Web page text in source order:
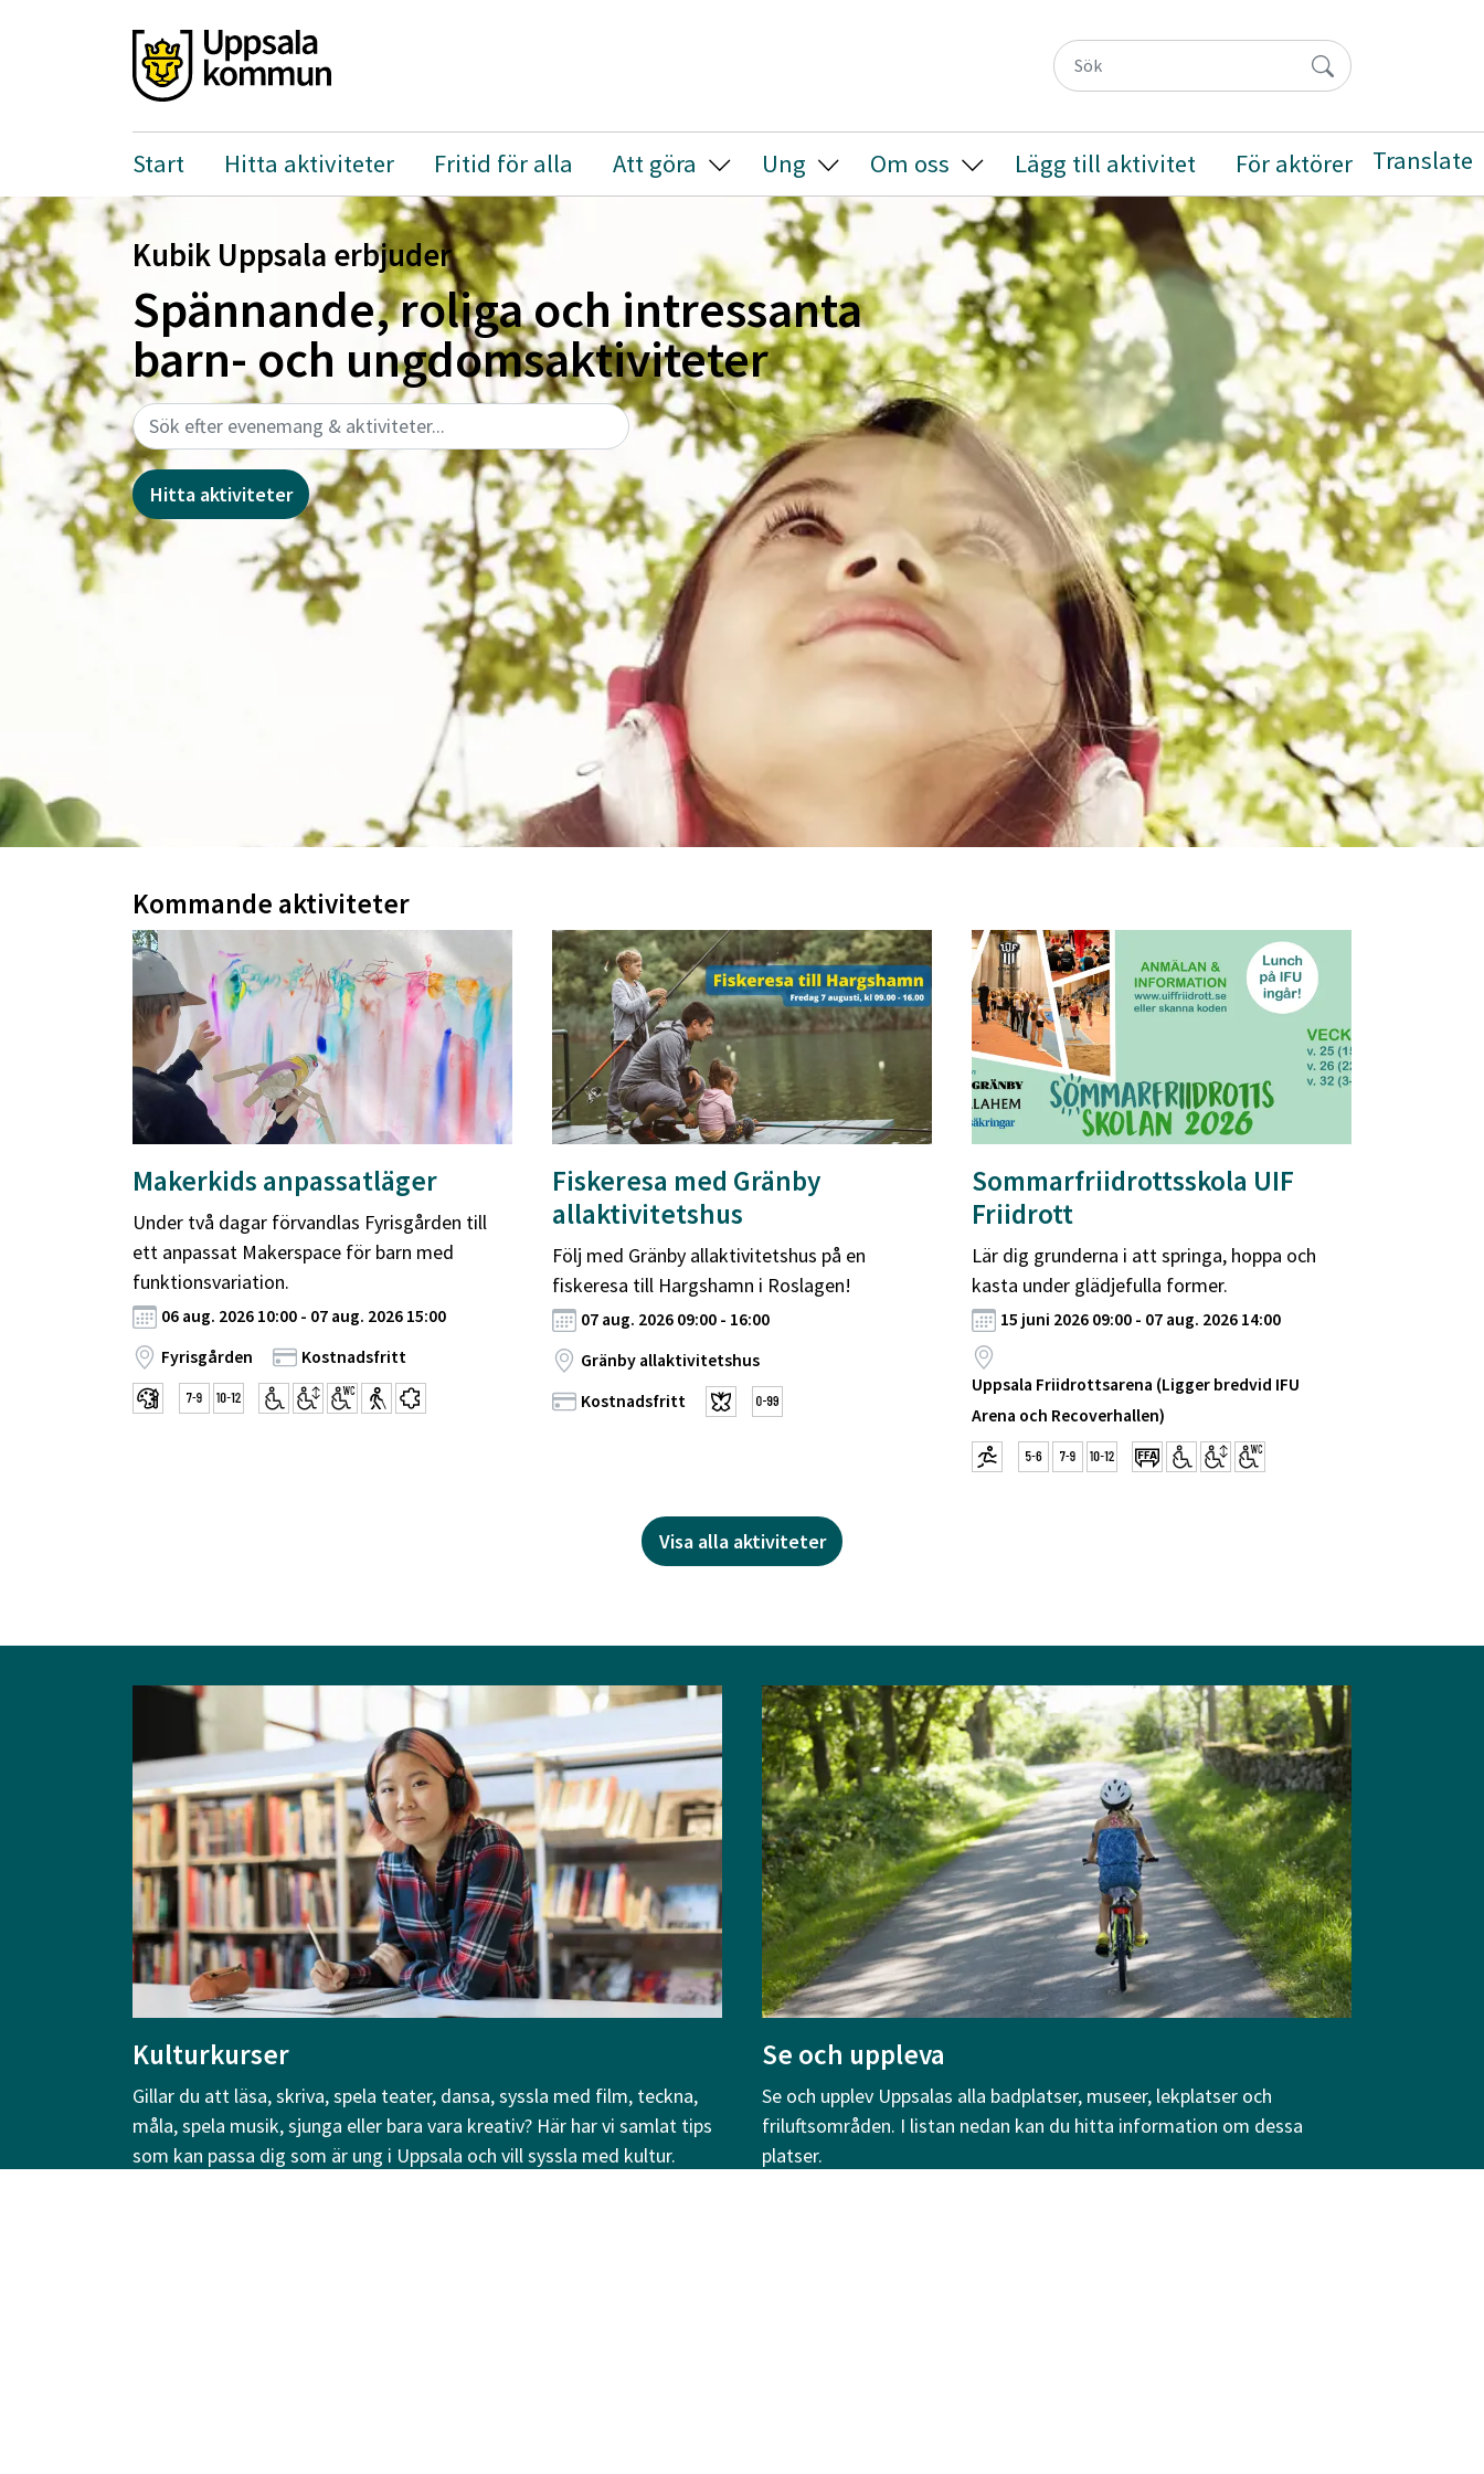
Start Hitta aktiviteter Fritid för alla Att göra Visa/Göm undermeny
Ung Visa/Göm undermeny
Om oss Visa/Göm undermeny
Lägg till aktivitet För aktörer Translate
Kubik Uppsala erbjuder
Spännande, roliga och intressanta
barn- och ungdomsaktiviteter
Sök efter evenemang & aktiviteter
Hitta aktiviteter
Kommande aktiviteter
Makerkids anpassatläger
Under två dagar förvandlas Fyrisgården till
ett anpassat Makerspace för barn med
funktionsvariation.
06 aug. 2026 10:00 - 07 aug. 2026 15:00
Fyrisgården
Kostnadsfritt
Fiskeresa med Gränby
allaktivitetshus
Följ med Gränby allaktivitetshus på en
fiskeresa till Hargshamn i Roslagen!
07 aug. 2026 09:00 - 16:00
Gränby allaktivitetshus
Kostnadsfritt
Sommarfriidrottsskola UIF
Friidrott
Lär dig grunderna i att springa, hoppa och
kasta under glädjefulla former.
15 juni 2026 09:00 - 07 aug. 2026 14:00
Uppsala Friidrottsarena (Ligger bredvid IFU
Arena och Recoverhallen)
Visa alla aktiviteter
Kulturkurser
Gillar du att läsa, skriva, spela teater, dansa, syssla med film, teckna,
måla, spela musik, sjunga eller bara vara kreativ? Här har vi samlat tips
som kan passa dig som är ung i Uppsala och vill syssla med kultur.
Se och uppleva
Se och upplev Uppsalas alla badplatser, museer, lekplatser och
friluftsområden. I listan nedan kan du hitta information om dessa
platser.